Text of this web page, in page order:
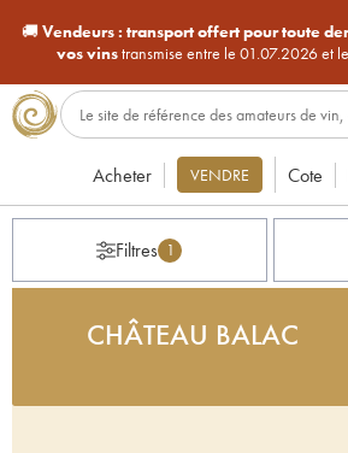
🚚Vendeurs : transport offert pour toute
vos vinstransmise entre le 01.07.2026 et
Acheter VENDRE Cote
Filtres 1
CHÂTEAU BALAC